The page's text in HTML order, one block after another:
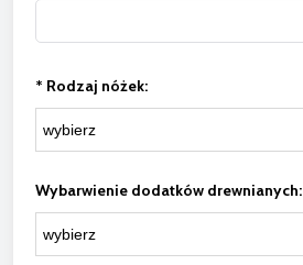
* Rodzaj nóżek:
Wybarwienie dodatków drewnianych: